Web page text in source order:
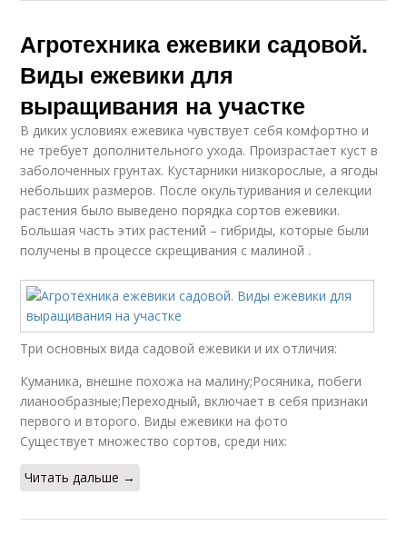
Агротехника ежевики садовой.
Виды ежевики для
выращивания на участке
В диких условиях ежевика чувствует себя комфортно и
не требует дополнительного ухода. Произрастает куст в
заболоченных грунтах. Кустарники низкорослые, а ягоды
небольших размеров. После окультуривания и селекции
растения было выведено порядка сортов ежевики.
Большая часть этих растений – гибриды, которые были
получены в процессе скрещивания с малиной .
Три основных вида садовой ежевики и их отличия:
Куманика, внешне похожа на малину;Росяника, побеги
лианообразные;Переходный, включает в себя признаки
первого и второго. Виды ежевики на фото
Существует множество сортов, среди них:
Читать дальше →